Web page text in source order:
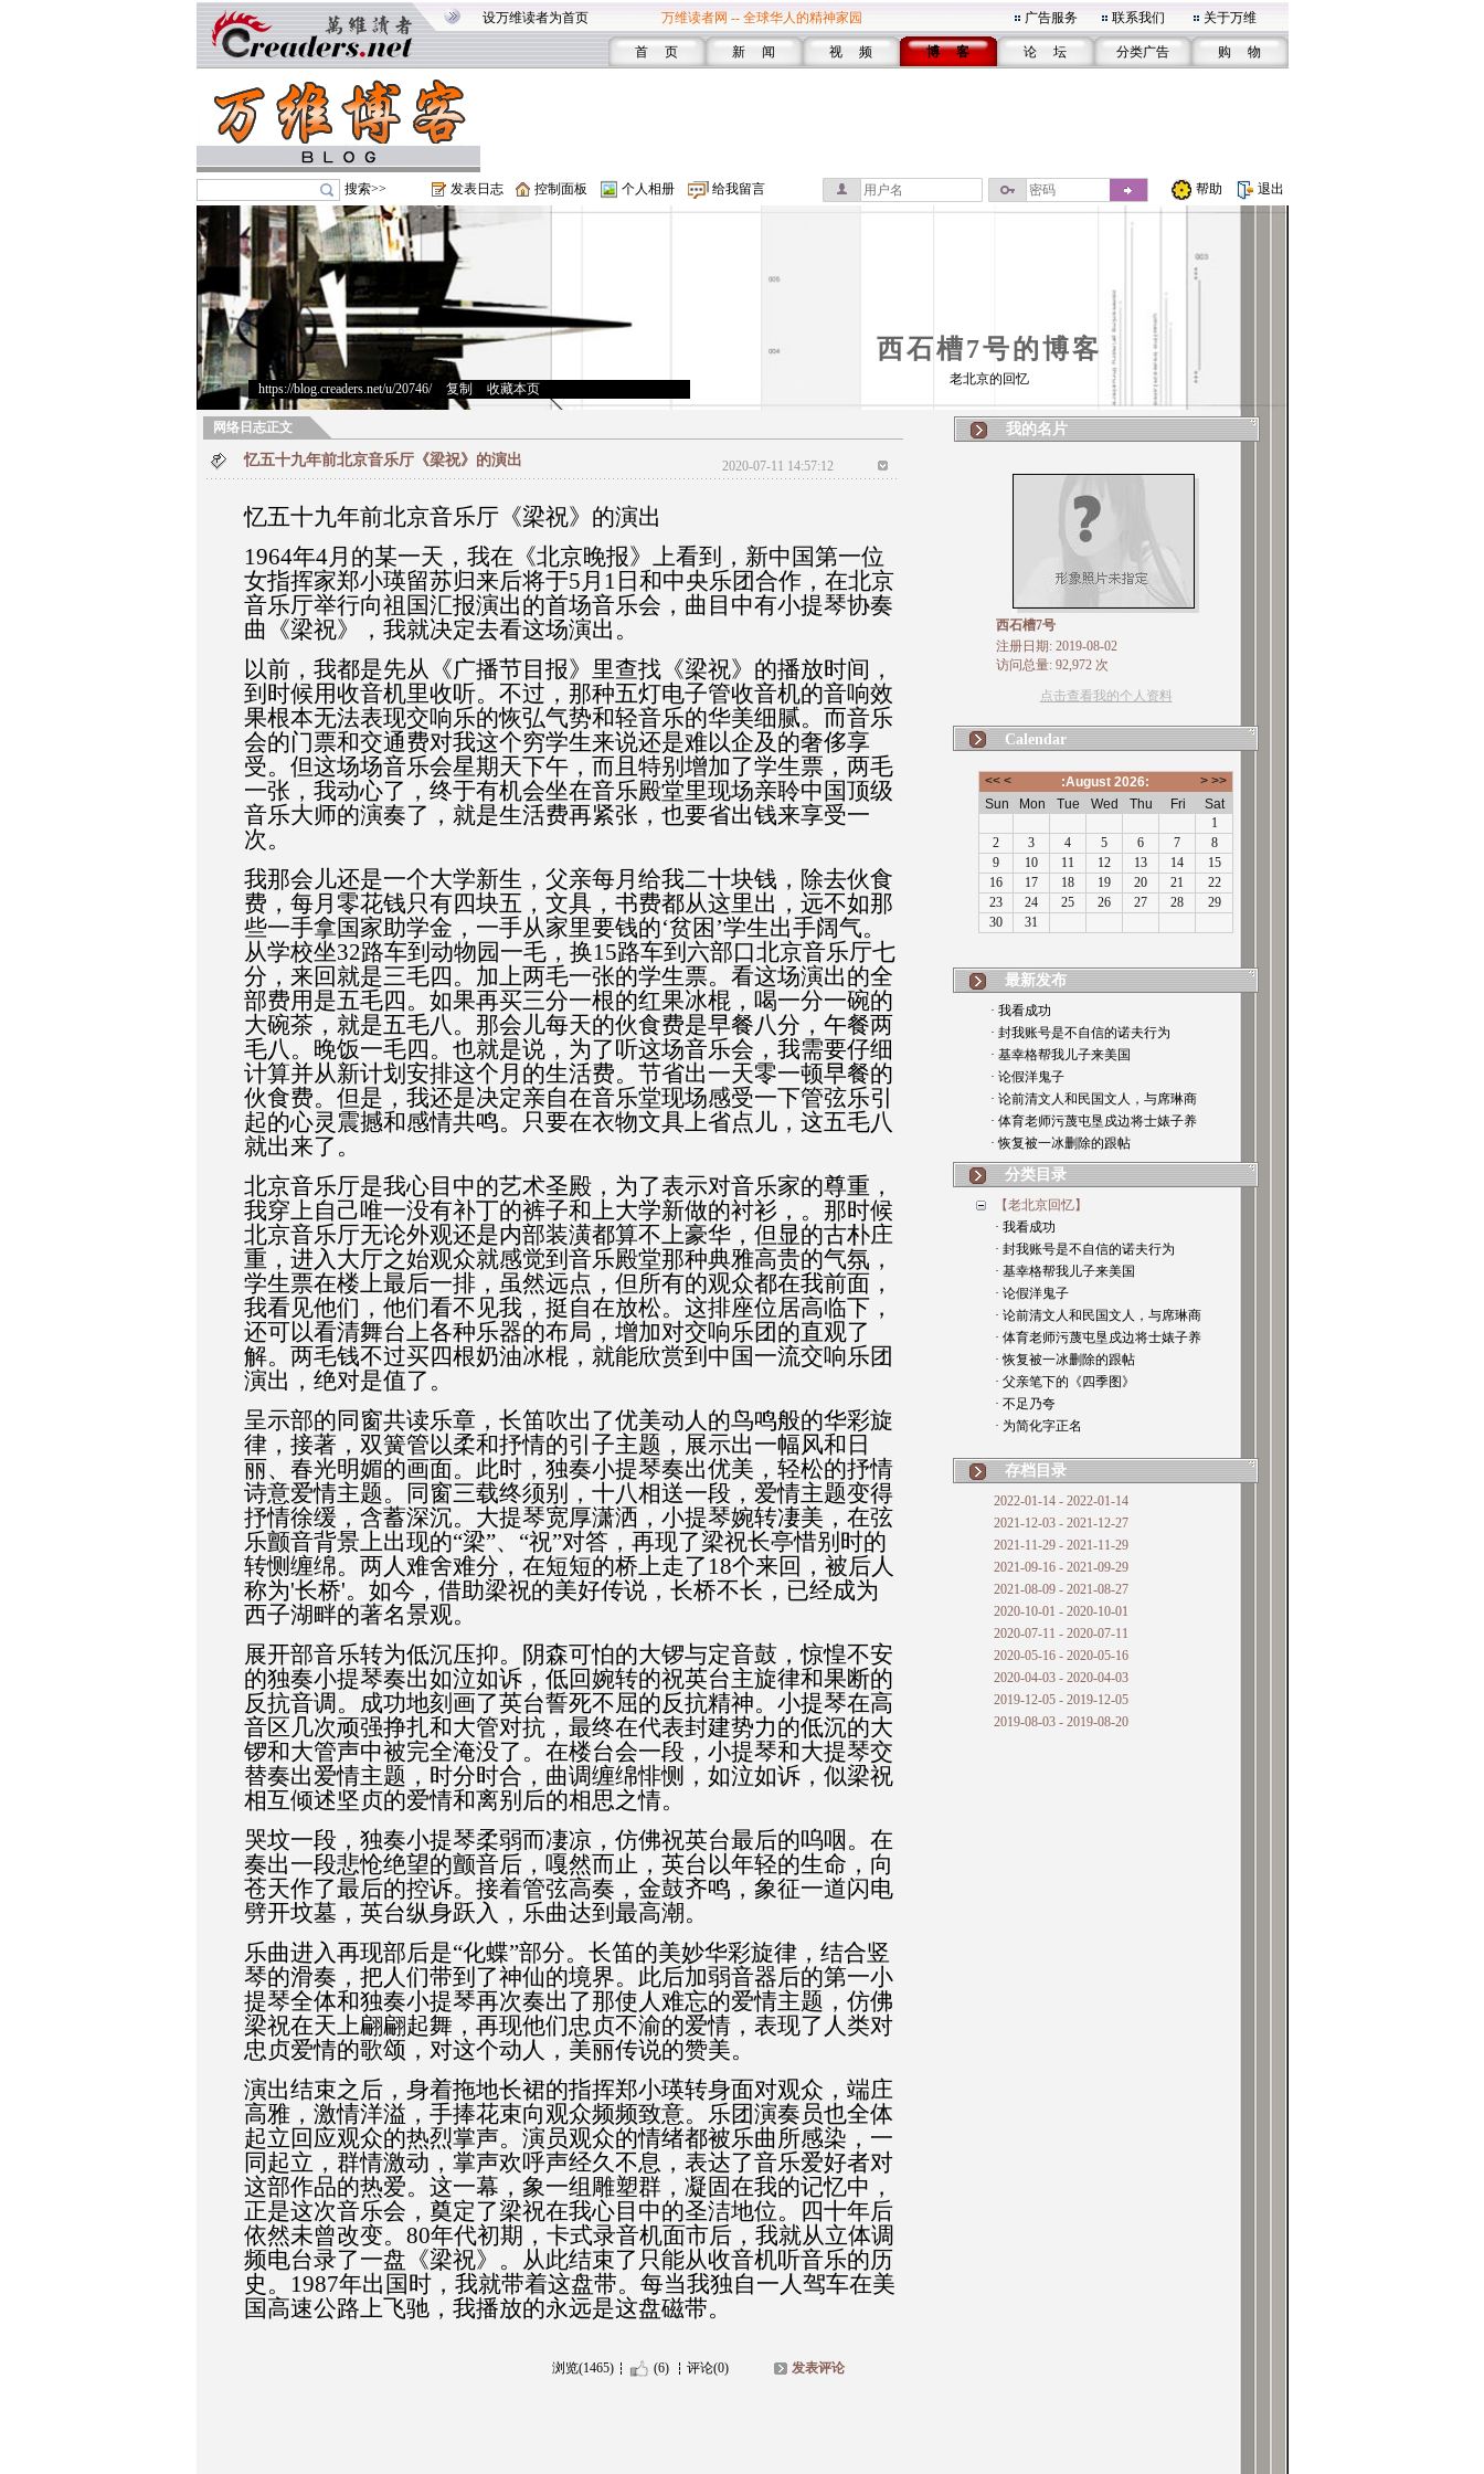
设万维读者为首页 万维读者网 -- 全球华人的精神家园 广告服务 联系我们 关于万维
首 页 新 闻 视 频 博 客 论 坛 分类广告 购 物
搜索>> 发表日志 控制面板 个人相册 给我留言 帮助 退出
西石槽7号的博客
https://blog.creaders.net/u/20746/> 复制 收藏本页
老北京的回忆
网络日志正文
忆五十九年前北京音乐厅《梁祝》的演出 2020-07-11 14:57:12
忆五十九年前北京音乐厅《梁祝》的演出
1964年4月的某一天，我在《北京晚报》上看到，新中国第一位
女指挥家郑小瑛留苏归来后将于5月 1 日和中央乐团合作，在北京
音乐厅举行向祖国汇报演出的首场音乐会，曲目中有小提琴协奏
曲《梁祝》，我就决定去看这场演出。
以前，我都是先从《广播节目报》里查找《梁祝》的播放时间，
到时候用收音机里收听。不过，那种五灯电子管收音机的音响效
果根本无法表现交响乐的恢弘气势和轻音乐的华美细腻。而音乐
会的门票和交通费对我这个穷学生来说还是难以企及的奢侈享
受。但这场场音乐会星期天下午，而且特别增加了学生票，两毛
一张，我动心了，终于有机会坐在音乐殿堂里现场亲聆中国顶级
音乐大师的演奏了，就是生活费再紧张，也要省出钱来享受一
次。
我那会儿还是一个大学新生，父亲每月给我二十块钱，除去伙食
费，每月零花钱只有四块五，文具，书费都从这里出，远不如那
些一手拿国家助学金，一手从家里要钱的‘贫困’学生出手阔气。
从学校坐32路车到动物园一毛，换15路车到六部口北京音乐厅七
分，来回就是三毛四。加上两毛一张的学生票。看这场演出的全
部费用是五毛四。如果再买三分一根的红果冰棍，喝一分一碗的
大碗茶，就是五毛八。那会儿每天的伙食费是早餐八分，午餐两
毛八。晚饭一毛四。也就是说，为了听这场音乐会，我需要仔细
计算并从新计划安排这个月的生活费。节省出一天零一顿早餐的
伙食费。但是，我还是决定亲自在音乐堂现场感受一下管弦乐引
起的心灵震撼和感情共鸣。只要在衣物文具上省点儿，这五毛八
就出来了。
北京音乐厅是我心目中的艺术圣殿，为了表示对音乐家的尊重，
我穿上自己唯一没有补丁的裤子和上大学新做的衬衫，。那时候
北京音乐厅无论外观还是内部装潢都算不上豪华，但显的古朴庄
重，进入大厅之始观众就感觉到音乐殿堂那种典雅高贵的气氛，
学生票在楼上最后一排，虽然远点，但所有的观众都在我前面，
我看见他们，他们看不见我，挺自在放松。这排座位居高临下，
还可以看清舞台上各种乐器的布局，增加对交响乐团的直观了
解。两毛钱不过买四根奶油冰棍，就能欣赏到中国一流交响乐团
演出，绝对是值了。
呈示部的同窗共读乐章，长笛吹出了优美动人的鸟鸣般的华彩旋
律，接著，双簧管以柔和抒情的引子主题，展示出一幅风和日
丽、春光明媚的画面。此时，独奏小提琴奏出优美，轻松的抒情
诗意爱情主题。同窗三载终须别，十八相送一段，爱情主题变得
抒情徐缓，含蓄深沉。大提琴宽厚潇洒，小提琴婉转凄美，在弦
乐颤音背景上出现的“梁”、“祝”对答，再现了梁祝长亭惜别时的
转恻缠绵。两人难舍难分，在短短的桥上走了 18个来回，被后人
称为'长桥'。如今，借助梁祝的美好传说，长桥不长，已经成为
西子湖畔的著名景观。
展开部音乐转为低沉压抑。阴森可怕的大锣与定音鼓，惊惶不安
的独奏小提琴奏出如泣如诉，低回婉转的祝英台主旋律和果断的
反抗音调。成功地刻画了英台誓死不屈的反抗精神。小提琴在高
音区几次顽强挣扎和大管对抗，最终在代表封建势力的低沉的大
锣和大管声中被完全淹没了。在楼台会一段，小提琴和大提琴交
替奏出爱情主题，时分时合，曲调缠绵悱恻，如泣如诉，似梁祝
相互倾述坚贞的爱情和离别后的相思之情。
哭坟一段，独奏小提琴柔弱而凄凉，仿佛祝英台最后的呜咽。在
奏出一段悲怆绝望的颤音后，嘎然而止，英台以年轻的生命，向
苍天作了最后的控诉。接着管弦高奏，金鼓齐鸣，象征一道闪电
劈开坟墓，英台纵身跃入，乐曲达到最高潮。
乐曲进入再现部后是“化蝶”部分。长笛的美妙华彩旋律，结合竖
琴的滑奏，把人们带到了神仙的境界。此后加弱音器后的第一小
提琴全体和独奏小提琴再次奏出了那使人难忘的爱情主题，仿佛
梁祝在天上翩翩起舞，再现他们忠贞不渝的爱情，表现了人类对
忠贞爱情的歌颂，对这个动人，美丽传说的赞美。
演出结束之后，身着拖地长裙的指挥郑小瑛转身面对观众，端庄
高雅，激情洋溢，手捧花束向观众频频致意。乐团演奏员也全体
起立回应观众的热烈掌声。演员观众的情绪都被乐曲所感染，一
同起立，群情激动，掌声欢呼声经久不息，表达了音乐爱好者对
这部作品的热爱。这一幕，象一组雕塑群，凝固在我的记忆中，
正是这次音乐会，奠定了梁祝在我心目中的圣洁地位。四十年后
依然未曾改变。 80年代初期，卡式录音机面市后，我就从立体调
频电台录了一盘《梁祝》。从此结束了只能从收音机听音乐的历
史。
1987年出国时，我就带着这盘带。每当我独自一人驾车在美
国高速公路上飞驰，我播放的永远是这盘磁带。
浏览(1465) (6) 评论(0) 发表评论
我的名片
西石槽7号
注册日期: 2019-08-02
访问总量: 92,972 次
点击查看我的个人资料
Calendar
最新发布
· 我看成功
· 封我账号是不自信的诺夫行为
· 基幸格帮我儿子来美国
· 论假洋鬼子
· 论前清文人和民国文人，与席琳商
· 体育老师污蔑屯垦戍边将士婊子养
· 恢复被一冰删除的跟帖
分类目录
【老北京回忆】
· 我看成功
· 封我账号是不自信的诺夫行为
· 基幸格帮我儿子来美国
· 论假洋鬼子
· 论前清文人和民国文人，与席琳商
· 体育老师污蔑屯垦戍边将士婊子养
· 恢复被一冰删除的跟帖
· 父亲笔下的《四季图》
· 不足乃夸
· 为简化字正名
存档目录
2022-01-14 - 2022-01-14
2021-12-03 - 2021-12-27
2021-11-29 - 2021-11-29
2021-09-16 - 2021-09-29
2021-08-09 - 2021-08-27
2020-10-01 - 2020-10-01
2020-07-11 - 2020-07-11
2020-05-16 - 2020-05-16
2020-04-03 - 2020-04-03
2019-12-05 - 2019-12-05
2019-08-03 - 2019-08-20